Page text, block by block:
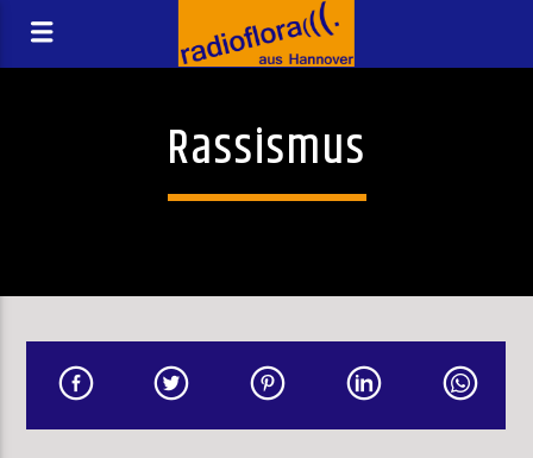
Rassismus